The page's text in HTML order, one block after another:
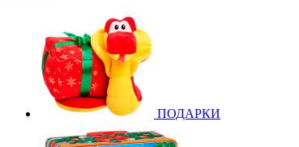
ПОДАРКИ